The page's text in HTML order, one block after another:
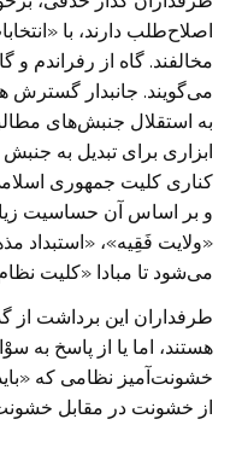
اصلاح‌طلب دارند، با
مخالفند. گاه از رفراندم
می‌گویند. جانبدار گسترش
به استقلال جنبش‌های
ابزاری برای تبدیل به
کناری کلیت جمهوری
و بر اساس آن حساسیت
«ولایت فَقِیه»، «استبداد
می‌شود تا مبادا «کلیت
طرفداران این برداشت
هستند، اما یا از پاسخ به
خشونت‌آمیز نظامی که
از خشونت در مقابل